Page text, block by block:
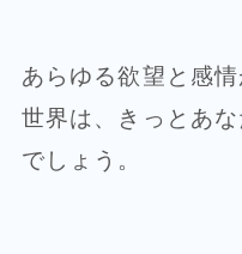
あらゆる欲望と感
世界は、きっとあ
でしょう。